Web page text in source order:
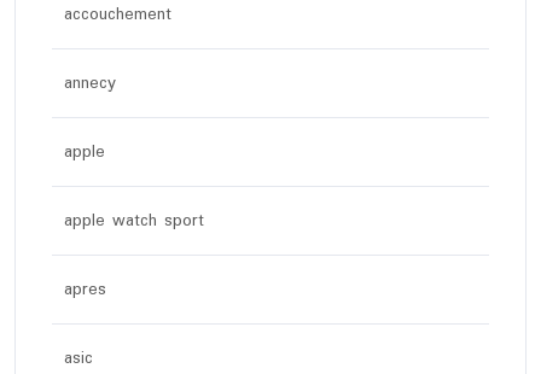
accouchement
annecy
apple
apple watch sport
apres
asic